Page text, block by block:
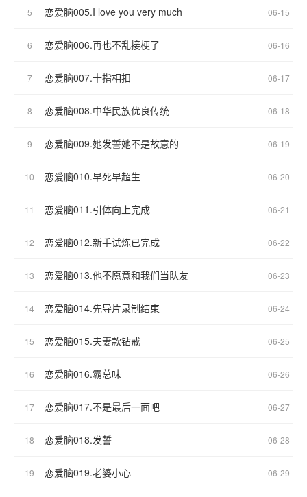
5 恋爱脑005.I love you very much 06-15
6 恋爱脑006.再也不乱接梗了 06-16
7 恋爱脑007.十指相扣 06-17
8 恋爱脑008.中华民族优良传统 06-18
9 恋爱脑009.她发誓她不是故意的 06-19
10 恋爱脑010.早死早超生 06-20
11 恋爱脑011.引体向上完成 06-21
12 恋爱脑012.新手试炼已完成 06-22
13 恋爱脑013.他不愿意和我们当队友 06-23
14 恋爱脑014.先导片录制结束 06-24
15 恋爱脑015.夫妻款钻戒 06-25
16 恋爱脑016.霸总味 06-26
17 恋爱脑017.不是最后一面吧 06-27
18 恋爱脑018.发誓 06-28
19 恋爱脑019.老婆小心 06-29